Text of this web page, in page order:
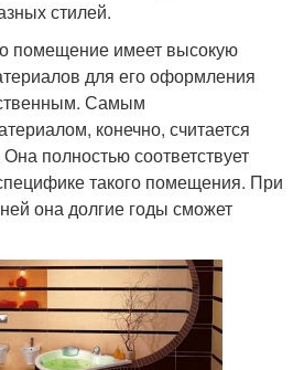
стилей.
помещение имеет высокую
для его оформления
Самым
конечно, считается
полностью соответствует
такого помещения. При
она долгие годы сможет